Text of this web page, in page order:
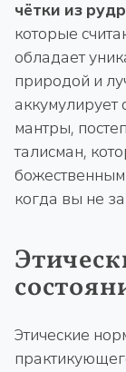
чётки из
которые
обладает
природой и
аккумулирует
мантры,
талисман,
когда вы не
Этические